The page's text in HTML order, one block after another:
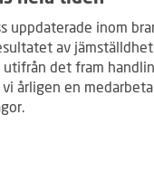
uppdaterade inom
av
utifrån det fram
årligen en